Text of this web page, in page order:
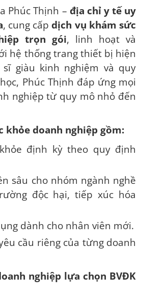
Phúc Thịnh – địa chỉ y tế uy
, cung cấpdịch vụ khám sức
trọn gói, linh hoạt và
hệ thống trang thiết bị hiện
giàu kinh nghiệm và quy
Phúc Thịnh đáp ứng mọi
nghiệp từ quy mô nhỏ đến
khỏe doanh nghiệp gồm:
định kỳ theo quy định
sâu cho nhóm ngành nghề
độc hại, tiếp xúc hóa
dành cho nhân viên mới.
cầu riêng của từng doanh
nghiệp lựa chọn BVĐK